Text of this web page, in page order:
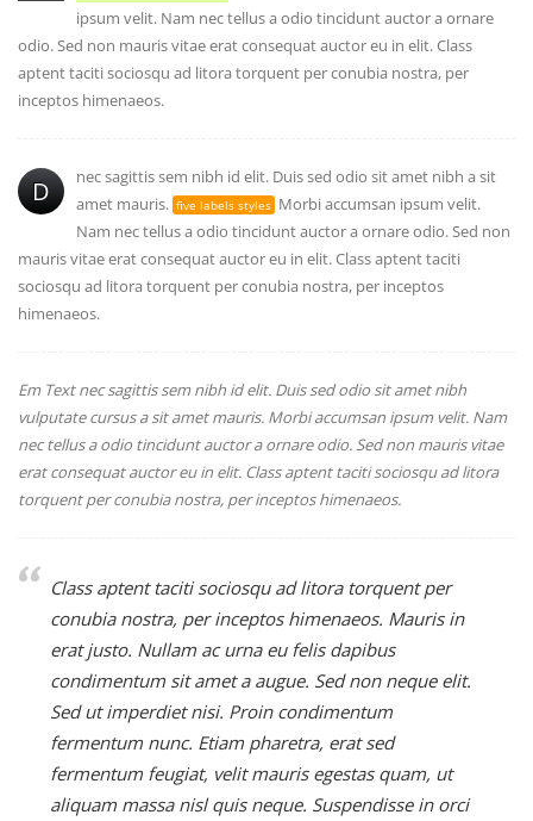
ipsum velit. Nam nec tellus a odio tincidunt auctor a ornare
odio. Sed non mauris vitae erat consequat auctor eu in elit. Class
aptent taciti sociosqu ad litora torquent per conubia nostra, per
inceptos himenaeos.
D
nec sagittis sem nibh id elit. Duis sed odio sit amet nibh a sit
amet mauris. five labels styles Morbi accumsan ipsum velit.
Nam nec tellus a odio tincidunt auctor a ornare odio. Sed non
mauris vitae erat consequat auctor eu in elit. Class aptent taciti
sociosqu ad litora torquent per conubia nostra, per inceptos
himenaeos.
Em Text nec sagittis sem nibh id elit. Duis sed odio sit amet nibh
vulputate cursus a sit amet mauris. Morbi accumsan ipsum velit. Nam
nec tellus a odio tincidunt auctor a ornare odio. Sed non mauris vitae
erat consequat auctor eu in elit. Class aptent taciti sociosqu ad litora
torquent per conubia nostra, per inceptos himenaeos.
Class aptent taciti sociosqu ad litora torquent per
conubia nostra, per inceptos himenaeos. Mauris in
erat justo. Nullam ac urna eu felis dapibus
condimentum sit amet a augue. Sed non neque elit.
Sed ut imperdiet nisi. Proin condimentum
fermentum nunc. Etiam pharetra, erat sed
fermentum feugiat, velit mauris egestas quam, ut
aliquam massa nisl quis neque. Suspendisse in orci